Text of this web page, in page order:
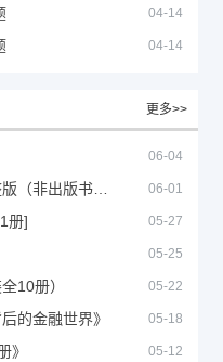
04-14
04-14
更多>>
06-04
06-01
册] 05-27
05-25
10册） 05-22
的金融世界》 05-18
》 05-12